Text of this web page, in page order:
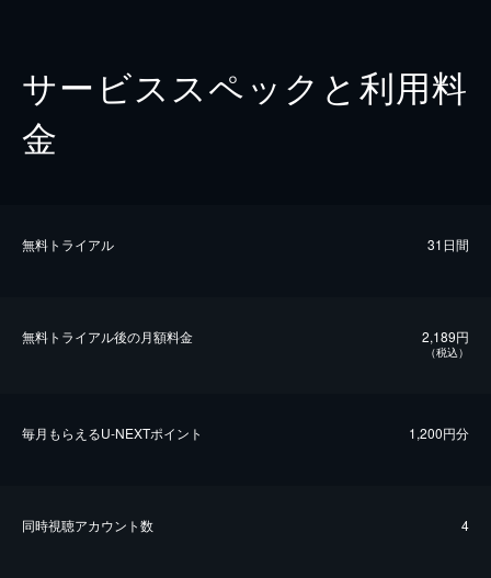
サービススペックと利用料
金
無料トライアル 31日間
無料トライアル後の⽉額料金 2,189円
（税込）
毎⽉もらえるU-NEXTポイント 1,200円分
同時視聴アカウント数 4